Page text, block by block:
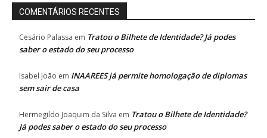
COMENTÁRIOS RECENTES
Cesário Palassa em Tratou o Bilhete de Identidade? Já podes
saber o estado do seu processo
Isabel João em INAAREES já permite homologação de diplomas
sem sair de casa
Hermegildo Joaquim da Silva em Tratou o Bilhete de Identidade?
Já podes saber o estado do seu processo